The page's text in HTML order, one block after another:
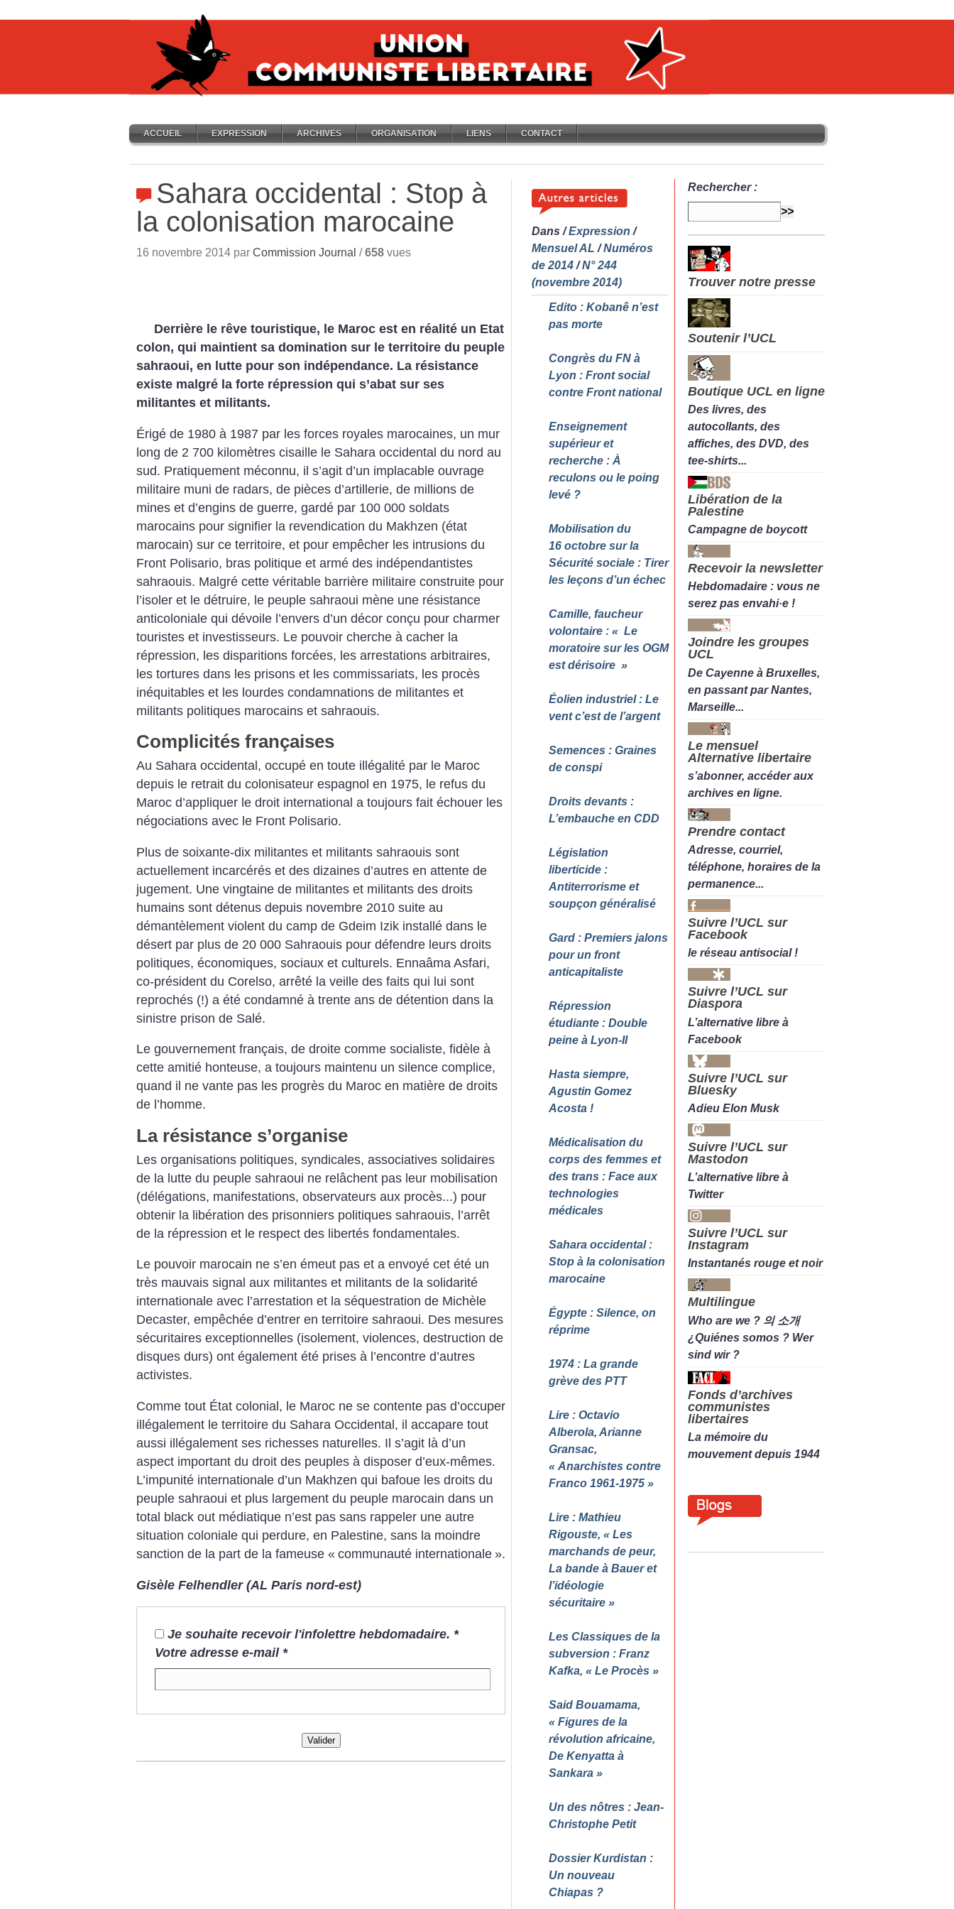
ACCUEIL EXPRESSION ARCHIVES ORGANISATION LIENS CONTACT
Sahara occidental : Stop à
la colonisation marocaine
16 novembre 2014 par Commission Journal /658 vues
Derrière le rêve touristique, le Maroc est en réalité un Etat
colon, qui maintient sa domination sur le territoire du peuple
sahraoui, en lutte pour son indépendance. La résistance
existe malgré la forte répression qui s’abat sur ses
militantes et militants.
Érigé de 1980 à 1987 par les forces royales marocaines, un mur
long de 2 700 kilomètres cisaille le Sahara occidental du nord au
sud. Pratiquement méconnu, il s’agit d’un implacable ouvrage
militaire muni de radars, de pièces d’artillerie, de millions de
mines et d’engins de guerre, gardé par 100 000 soldats
marocains pour signifier la revendication du Makhzen (état
marocain) sur ce territoire, et pour empêcher les intrusions du
Front Polisario, bras politique et armé des indépendantistes
sahraouis. Malgré cette véritable barrière militaire construite pour
l’isoler et le détruire, le peuple sahraoui mène une résistance
anticoloniale qui dévoile l’envers d’un décor conçu pour charmer
touristes et investisseurs. Le pouvoir cherche à cacher la
répression, les disparitions forcées, les arrestations arbitraires,
les tortures dans les prisons et les commissariats, les procès
inéquitables et les lourdes condamnations de militantes et
militants politiques marocains et sahraouis.
Complicités françaises
Au Sahara occidental, occupé en toute illégalité par le Maroc
depuis le retrait du colonisateur espagnol en 1975, le refus du
Maroc d’appliquer le droit international a toujours fait échouer les
négociations avec le Front Polisario.
Plus de soixante-dix militantes et militants sahraouis sont
actuellement incarcérés et des dizaines d’autres en attente de
jugement. Une vingtaine de militantes et militants des droits
humains sont détenus depuis novembre 2010 suite au
démantèlement violent du camp de Gdeim Izik installé dans le
désert par plus de 20 000 Sahraouis pour défendre leurs droits
politiques, économiques, sociaux et culturels. Ennaâma Asfari,
co-président du Corelso, arrêté la veille des faits qui lui sont
reprochés (!) a été condamné à trente ans de détention dans la
sinistre prison de Salé.
Le gouvernement français, de droite comme socialiste, fidèle à
cette amitié honteuse, a toujours maintenu un silence complice,
quand il ne vante pas les progrès du Maroc en matière de droits
de l’homme.
La résistance s’organise
Les organisations politiques, syndicales, associatives solidaires
de la lutte du peuple sahraoui ne relâchent pas leur mobilisation
(délégations, manifestations, observateurs aux procès...) pour
obtenir la libération des prisonniers politiques sahraouis, l’arrêt
de la répression et le respect des libertés fondamentales.
Le pouvoir marocain ne s’en émeut pas et a envoyé cet été un
très mauvais signal aux militantes et militants de la solidarité
internationale avec l’arrestation et la séquestration de Michèle
Decaster, empêchée d’entrer en territoire sahraoui. Des mesures
sécuritaires exceptionnelles (isolement, violences, destruction de
disques durs) ont également été prises à l’encontre d’autres
activistes.
Comme tout État colonial, le Maroc ne se contente pas d’occuper
illégalement le territoire du Sahara Occidental, il accapare tout
aussi illégalement ses richesses naturelles. Il s’agit là d’un
aspect important du droit des peuples à disposer d’eux-mêmes.
L’impunité internationale d’un Makhzen qui bafoue les droits du
peuple sahraoui et plus largement du peuple marocain dans un
total black out médiatique n’est pas sans rappeler une autre
situation coloniale qui perdure, en Palestine, sans la moindre
sanction de la part de la fameuse « communauté internationale ».
Gisèle Felhendler (AL Paris nord-est)
Je souhaite recevoir l'infolettre hebdomadaire. *
Votre adresse e-mail*
Valider
Dans /Expression /
Mensuel AL /Numéros
de 2014 /N° 244
(novembre 2014)
Edito : Kobanê n’est
pas morte
Congrès du FN à
Lyon : Front social
contre Front national
Enseignement
supérieur et
recherche : À
reculons ou le poing
levé ?
Mobilisation du
16 octobre sur la
Sécurité sociale : Tirer
les leçons d’un échec
Camille, faucheur
volontaire : « Le
moratoire sur les OGM
est dérisoire »
Éolien industriel : Le
vent c’est de l’argent
Semences : Graines
de conspi
Droits devants :
L’embauche en CDD
Législation
liberticide :
Antiterrorisme et
soupçon généralisé
Gard : Premiers jalons
pour un front
anticapitaliste
Répression
étudiante : Double
peine à Lyon-II
Hasta siempre,
Agustin Gomez
Acosta !
Médicalisation du
corps des femmes et
des trans : Face aux
technologies
médicales
Sahara occidental :
Stop à la colonisation
marocaine
Égypte : Silence, on
réprime
1974 : La grande
grève des PTT
Lire : Octavio
Alberola, Arianne
Gransac,
« Anarchistes contre
Franco 1961-1975 »
Lire : Mathieu
Rigouste, « Les
marchands de peur,
La bande à Bauer et
l’idéologie
sécuritaire »
Les Classiques de la
subversion : Franz
Kafka, « Le Procès »
Said Bouamama,
« Figures de la
révolution africaine,
De Kenyatta à
Sankara »
Un des nôtres : Jean-
Christophe Petit
Dossier Kurdistan :
Un nouveau
Chiapas ?
Rechercher :
Trouver notre presse
Soutenir l’UCL
Boutique UCL en ligne
Des livres, des
autocollants, des
affiches, des DVD, des
tee-shirts...
Libération de la
Palestine
Campagne de boycott
Recevoir la newsletter
Hebdomadaire : vous ne
serez pas envahi·e !
Joindre les groupes
UCL
De Cayenne à Bruxelles,
en passant par Nantes,
Marseille...
Le mensuel
Alternative libertaire
s’abonner, accéder aux
archives en ligne.
Prendre contact
Adresse, courriel,
téléphone, horaires de la
permanence...
Suivre l’UCL sur
Facebook
le réseau antisocial !
Suivre l’UCL sur
Diaspora
L’alternative libre à
Facebook
Suivre l’UCL sur
Bluesky
Adieu Elon Musk
Suivre l’UCL sur
Mastodon
L’alternative libre à
Twitter
Suivre l’UCL sur
Instagram
Instantanés rouge et noir
Multilingue
Who are we ? 의 소개
¿Quiénes somos ? Wer
sind wir ?
Fonds d’archives
communistes
libertaires
La mémoire du
mouvement depuis 1944